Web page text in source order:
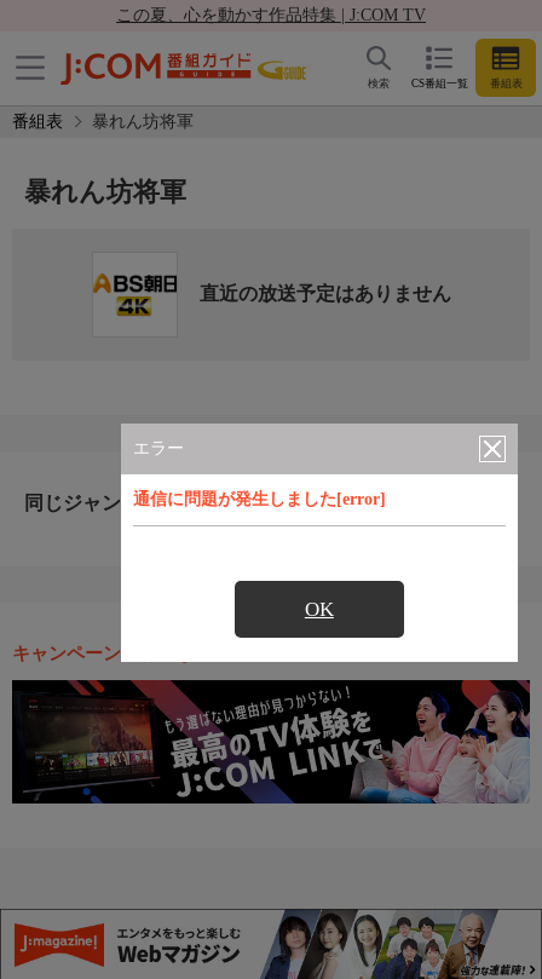
この夏、心を動かす作品特集 | J:COM TV
CS番組一覧 番組表
検索
番組表 暴れん坊将軍
エラー
通信に問題が発生しました[error]
OK
暴れん坊将軍
直近の放送予定はありません
同じジャンルのおすすめ番組
キャンペーン・お得な情報